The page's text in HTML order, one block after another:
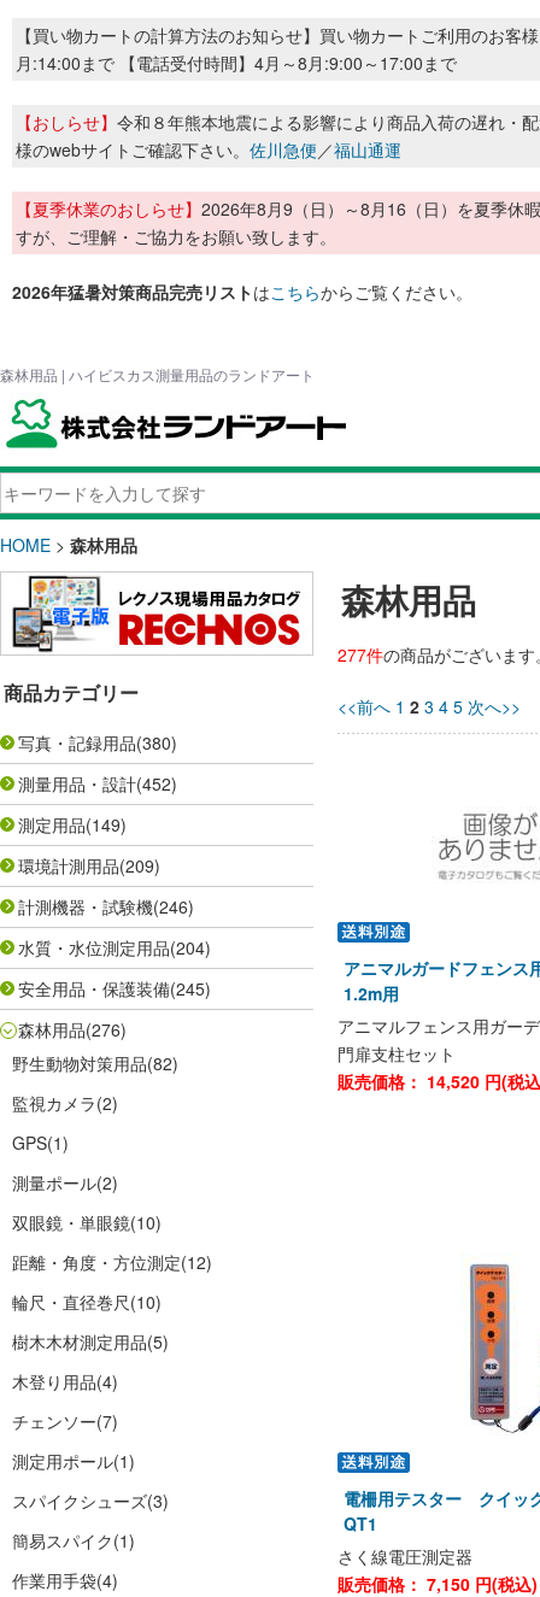
【買い物カートの計算方法のお知らせ】買い物カートご利用のお客
月:14:00まで 【電話受付時間】4月～8月:9:00～17:00まで
【おしらせ】 令和８年熊本地震による影響により商品入荷の遅れ・
様のwebサイトご確認下さい。 佐川急便／福山通運
【夏季休業のおしらせ】 2026年8月9（日）～8月16（日）を夏季休
すが、ご理解・ご協力をお願い致します。
2026年猛暑対策商品完売リストはこちらからご覧ください。
森林用品 | ハイビスカス測量用品のランドアート
HOME > 森林用品
商品カテゴリー
写真・記録用品(380)
測量用品・設計(452)
測定用品(149)
環境計測用品(209)
計測機器・試験機(246)
水質・水位測定用品(204)
安全用品・保護装備(245)
森林用品(276)
野生動物対策用品(82)
監視カメラ(2)
GPS(1)
測量ポール(2)
双眼鏡・単眼鏡(10)
距離・角度・方位測定(12)
輪尺・直径巻尺(10)
樹木木材測定用品(5)
木登り用品(4)
チェンソー(7)
測定用ポール(1)
スパイクシューズ(3)
簡易スパイク(1)
作業用手袋(4)
森林用品
277件の商品がございます
<<前へ 1 2 3 4 5 次へ>>
アニマルガードフェン
1.2m用
アニマルフェンス用ガー
門扉支柱セット
販売価格： 14,520 円(税
電柵用テスター クイッ
QT1
さく線電圧測定器
販売価格： 7,150 円(税